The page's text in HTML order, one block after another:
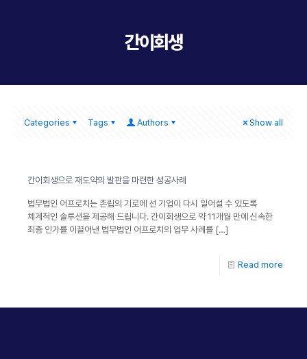
간이회생
Categories Tags Authors Show all
간이회생으로 재도약의 발판을 마련한 성공사례
법무법인 어프로치는 존립의 기로에 선 기업이 다시 일어설 수 있도록
체계적인 솔루션을 제공해 드립니다. 간이회생으로 약 11개월 만에 신속한
최종 인가를 이끌어낸 법무법인 어프로치의 업무 사례를 […]
Read more